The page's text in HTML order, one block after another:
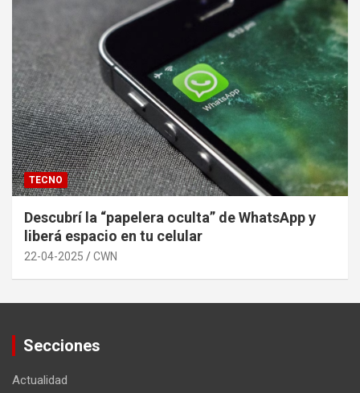
TECNO
Descubrí la “papelera oculta” de WhatsApp y
liberá espacio en tu celular
22-04-2025 CWN
Secciones
Actualidad